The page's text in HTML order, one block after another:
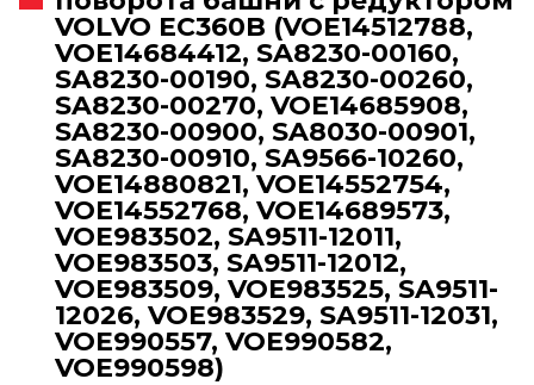
VOLVO EC360B (VOE14512788,
VOE14684412, SA8230-00160,
SA8230-00190, SA8230-00260,
SA8230-00270, VOE14685908,
SA8230-00900, SA8030-00901,
SA8230-00910, SA9566-10260,
VOE14880821, VOE14552754,
VOE14552768, VOE14689573,
VOE983502, SA9511-12011,
VOE983503, SA9511-12012,
VOE983509, VOE983525, SA9511-
12026, VOE983529, SA9511-12031,
VOE990557, VOE990582,
VOE990598)